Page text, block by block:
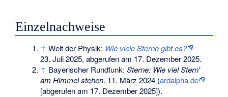
Einzelnachweise
↑ Welt der Physik: Wie viele Sterne gibt es?
23. Juli 2025, abgerufen am 17. Dezember 2025.
↑ Bayerischer Rundfunk:Sterne: Wie viel Stern'
am Himmel stehen. 11. März 2024 (ardalpha.de
[abgerufen am 17. Dezember 2025]).